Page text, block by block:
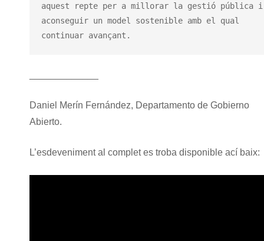
aquest repte per a millorar la gestió pública i
aconseguir un model sostenible amb el qual
continuar avançant.
Daniel Merín Fernández, Departamento de Gobierno
Abierto.
L’esdeveniment al complet es troba disponible ací baix: